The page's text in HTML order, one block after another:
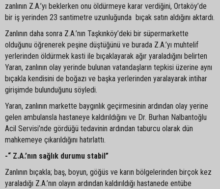
zanlının Z.A.’yı beklerken onu öldürmeye karar verdiğini, Ortaköy’de
bir iş yerinden 23 santimetre uzunluğunda bıçak satın aldığını aktardı.
Zanlının daha sonra Z.A.’nın Taşkınköy’deki bir süpermarkette
olduğunu öğrenerek peşine düştüğünü ve burada Z.A.’yı muhtelif
yerlerinden öldürmek kasti ile bıçaklayarak ağır yaraladığını belirten
Yaran, zanlının olay yerinde bulunan vatandaşların tepkisi üzerine aynı
bıçakla kendisini de boğazı ve başka yerlerinden yaralayarak intihar
girişimde bulunduğunu söyledi.
Yaran, zanlının markette baygınlık geçirmesinin ardından olay yerine
gelen ambulansla hastaneye kaldırıldığını ve Dr. Burhan Nalbantoğlu
Acil Servisi’nde gördüğü tedavinin ardından taburcu olarak dün
mahkemeye çıkarıldığını hatırlattı.
-“ Z.A.’nın sağlık durumu stabil”
Zanlının bıçakla; baş, boyun, göğüs ve karın bölgelerinden birçok kez
yaraladığı Z.A.’nın olayın ardından kaldırıldığı hastanede entübe